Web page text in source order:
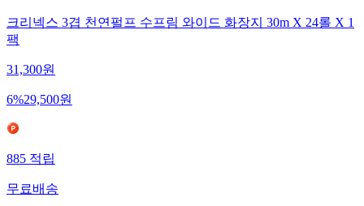
크리넥스 3겹 천연펄프 수프림 와이드 화장지 30m X 24롤 X 1
팩
31,300원
6%29,500원
885적립
무료배송